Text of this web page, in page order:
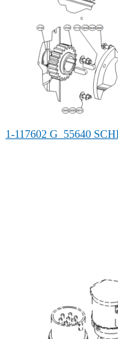
1-117602 G_55640